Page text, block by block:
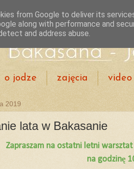
o jodze zajęcia video
2019
lata w Bakasanie
Zapraszam na ostatni letni
na godzinę
from Google to deliver its
along with performance and
and address abuse.